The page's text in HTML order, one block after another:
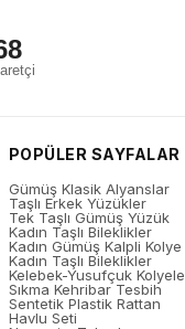
POPÜLER SAYFALAR
Gümüş Klasik Alyanslar
Taşlı Erkek Yüzükler
Tek Taşlı Gümüş Yüzük
Kadın Taşlı Bileklikler
Kadın Gümüş Kalpli Kolye
Kadın Taşlı Bileklikler
Kelebek-Yusufçuk
Sıkma Kehribar Tesbih
Sentetik Plastik Rattan
Havlu Seti